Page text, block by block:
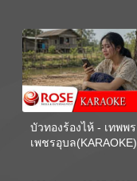
บัวทองร้องไห้ - เทพพร
เพชรอุบล(KARAOKE)